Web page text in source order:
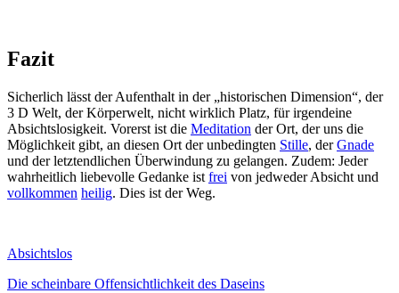
Fazit
Sicherlich lässt der Aufenthalt in der „historischen Dimension“, der
3 D Welt, der Körperwelt, nicht wirklich Platz, für irgendeine
Absichtslosigkeit. Vorerst ist die Meditation der Ort, der uns die
Möglichkeit gibt, an diesen Ort der unbedingten Stille, derGnade
und der letztendlichen Überwindung zu gelangen. Zudem: Jeder
wahrheitlich liebevolle Gedanke ist frei von jedweder Absicht und
vollkommen heilig. Dies ist der Weg.
Absichtslos
Die scheinbare Offensichtlichkeit des Daseins